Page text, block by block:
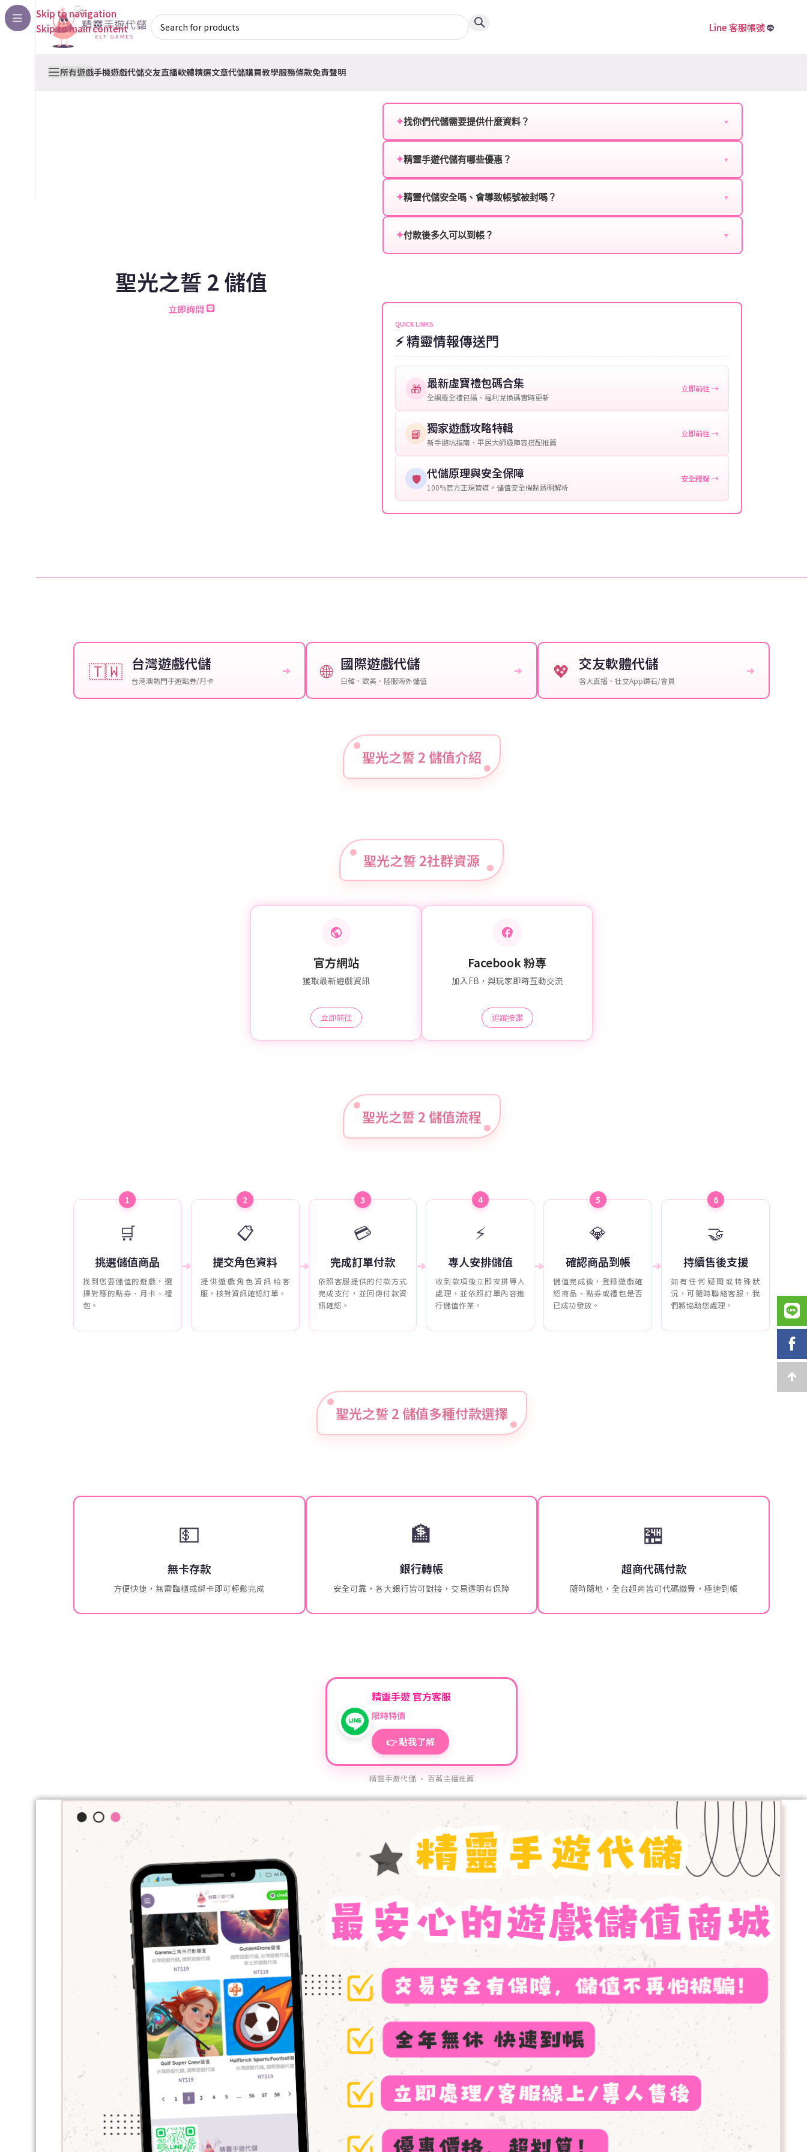
Skip to navigation
Skip to main content
Line 客服帳號
所有遊戲手機遊戲代儲交友直播軟體精選文章代儲購買教學服務條款免責聲明
聖光之誓 2 儲值
立即詢問
✦找你們代儲需要提供什麼資料？ ▼
登入方式：您的遊戲登入方式（如Facebook、Google等）。
遊戲帳號：您的遊戲帳號或ID。
購買截圖：所購買商品的截圖以作確認。
提供這些信息能幫助我們更快地處理您的代儲需求，確保您盡享遊戲樂趣！
✦精靈手遊代儲有哪些優惠？ ▼
活動，儲值最低6折起，讓玩家隨時都能享有優惠價格。
✦精靈代儲安全嗎、會導致帳號被封嗎？ ▼
或異常儲值管道。您獲得的遊戲商品與官方購買的內容相同，可以安心使用。
✦付款後多久可以到帳？ ▼
QUICK LINKS
⚡ 精靈情報傳送門
🎁 最新虛寶禮包碼合集
全網最全禮包碼、福利兌換碼實時更新
立即前往 →
📘 獨家遊戲攻略特輯
新手避坑指南、平民大師級陣容搭配推薦
立即前往 →
🛡️ 代儲原理與安全保障
100%官方正規管道，儲值安全機制透明解析
安全釋疑 →
🇹🇼 台灣遊戲代儲
台港澳熱門手遊點券/月卡
➔ 🌐 國際遊戲代儲
日韓、歐美、陸服海外儲值
➔ 💖 交友軟體代儲
各大直播、社交App鑽石/會員
➔
聖光之誓 2 儲值介紹
聖光之誓 2社群資源
官方網站
獲取最新遊戲資訊
立即前往
Facebook 粉專
加入FB，與玩家即時互動交流
追蹤按讚
聖光之誓 2 儲值流程
1
🛒
挑選儲值商品
找到您要儲值的遊戲，選
擇對應的點券、月卡、禮
包。
➔
2
📋
提交角色資料
提供遊戲角色資訊給客
服，核對資訊確認訂單。
➔
3
💳
完成訂單付款
依照客服提供的付款方式
完成支付，並回傳付款資
訊確認。
➔
4
⚡
專人安排儲值
收到款項後立即安排專人
處理，並依照訂單內容進
行儲值作業。
➔
5
💎
確認商品到帳
儲值完成後，登錄遊戲確
認商品、點券或禮包是否
已成功發放。
➔
6
🤝
持續售後支援
如有任何疑問或特殊狀
況，可隨時聯絡客服，我
們將協助您處理。
聖光之誓 2 儲值多種付款選擇
💵
無卡存款
方便快捷，無需臨櫃或綁卡即可輕鬆完成
🏦
銀行轉帳
安全可靠，各大銀行皆可對接，交易透明有保障
🏪
超商代碼付款
隨時隨地，全台超商皆可代碼繳費，極速到帳
精靈手遊 官方客服
限時特價
👉 點我了解
精靈手遊代儲 · 百萬主播推薦